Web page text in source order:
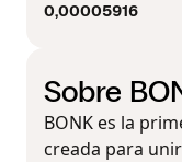
0,00005916
Sobre
BONK es la
creada para